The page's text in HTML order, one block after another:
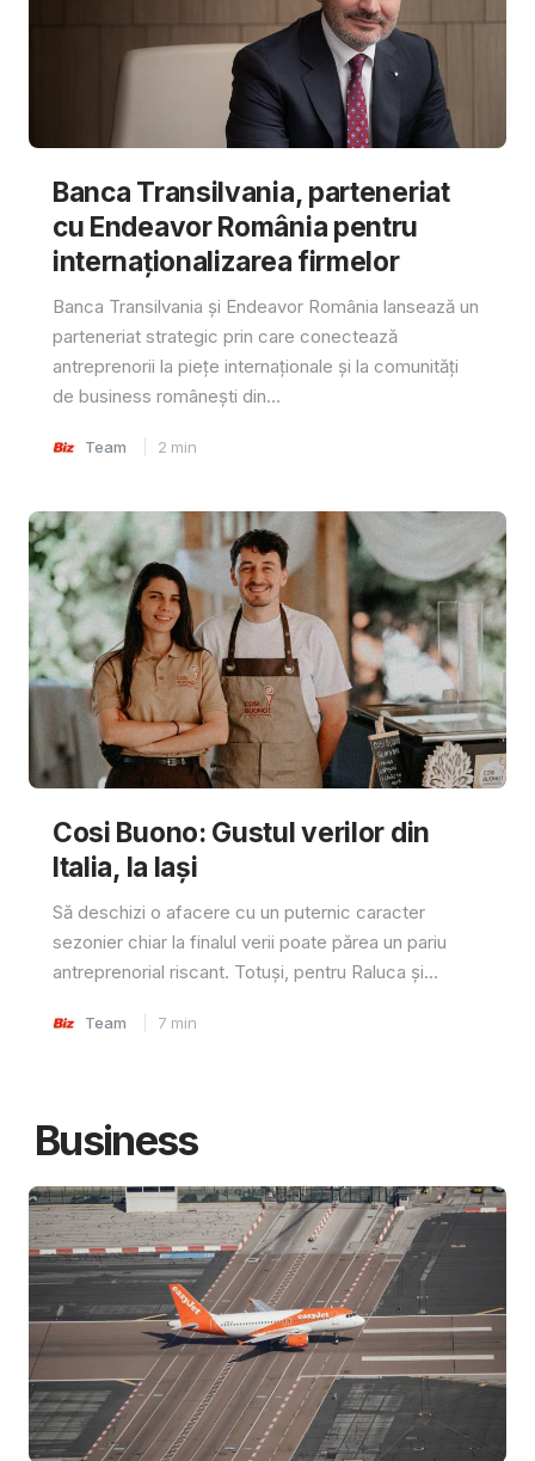
Banca Transilvania, parteneriat
cu Endeavor România pentru
internaționalizarea firmelor
Banca Transilvania și Endeavor România lansează un
parteneriat strategic prin care conectează
antreprenorii la piețe internaționale și la comunități
de business românești din...
Team 2 min
Cosi Buono: Gustul verilor din
Italia, la Iași
Să deschizi o afacere cu un puternic caracter
sezonier chiar la finalul verii poate părea un pariu
antreprenorial riscant. Totuși, pentru Raluca și...
Team 7 min
Business